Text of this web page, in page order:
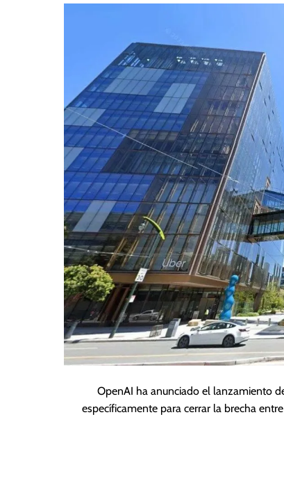
OpenAI ha anunciado el lanzamiento
específicamente para cerrar la brecha